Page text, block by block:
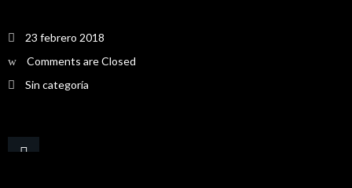
23 febrero 2018
Comments are Closed
Sin categoría